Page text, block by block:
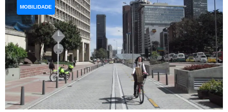
MOBILIDADE